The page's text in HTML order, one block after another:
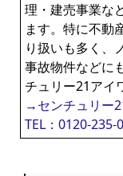
理・建売事業な
ます。特に不動
り扱いも多く、
事故物件などに
チュリー21アイ
→センチュリー
TEL：0120-235-